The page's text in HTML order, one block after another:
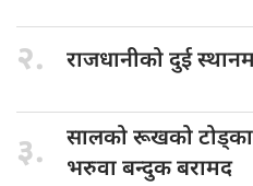
२. राजधानीको दुई
३. सालको रूखको
भरुवा बन्दुक बरामद